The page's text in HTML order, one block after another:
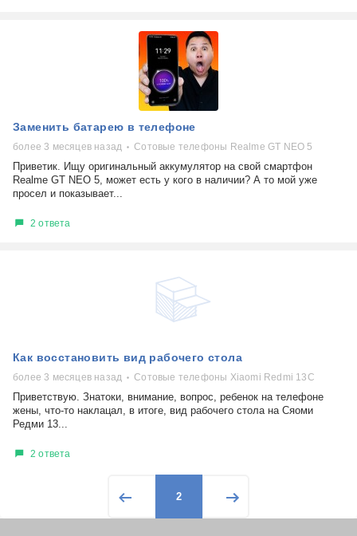
Заменить батарею в телефоне
более 3 месяцев назад Сотовые телефоны Realme GT NEO 5
Приветик. Ищу оригинальный аккумулятор на свой смартфон
Realme GT NEO 5, может есть у кого в наличии? А то мой уже
просел и показывает...
2 ответа
Как восстановить вид рабочего стола
более 3 месяцев назад Сотовые телефоны Xiaomi Redmi 13C
Приветствую. Знатоки, внимание, вопрос, ребенок на телефоне
жены, что-то наклацал, в итоге, вид рабочего стола на Сяоми
Редми 13...
2 ответа
2